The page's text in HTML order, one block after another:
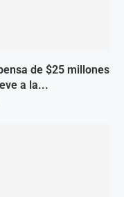
de $25 millones
a la...